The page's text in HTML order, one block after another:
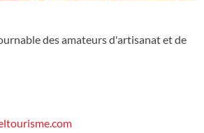
des amateurs d'artisanat et de